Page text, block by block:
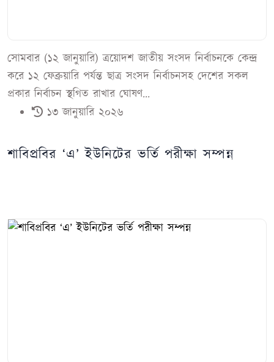
সোমবার (১২ জানুয়ারি) ত্রয়োদশ জাতীয় সংসদ নির্বাচনকে কেন্দ্র
করে ১২ ফেব্রুয়ারি পর্যন্ত ছাত্র সংসদ নির্বাচনসহ দেশের সকল
প্রকার নির্বাচন স্থগিত রাখার ঘোষণ...
১৩ জানুয়ারি ২০২৬
শাবিপ্রবির ‘এ’ ইউনিটের ভর্তি পরীক্ষা সম্পন্ন